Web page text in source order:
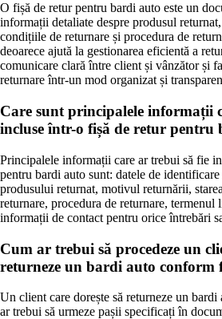
O fișă de retur pentru bardi auto este un
informații detaliate despre produsul
condițiile de returnare și procedura de
deoarece ajută la gestionarea eficientă a
comunicare clară între client și vânzător și
returnare într-un mod organizat și
Care sunt principalele informații
incluse într-o fișă de retur pentru
Principalele informații care ar trebui să fie
pentru bardi auto sunt: datele de
produsului returnat, motivul returnării,
returnare, procedura de returnare, termenul
informații de contact pentru orice întrebări
Cum ar trebui să procedeze un
returneze un bardi auto conform
Un client care dorește să returneze un
ar trebui să urmeze pașii specificați în